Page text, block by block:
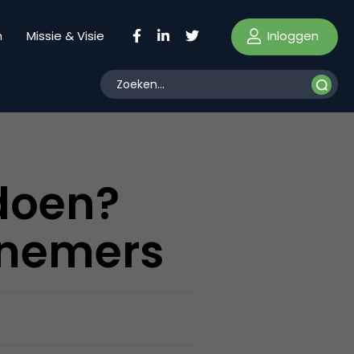
Missie & Visie Inloggen